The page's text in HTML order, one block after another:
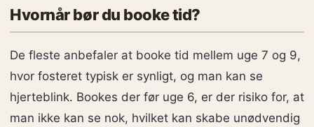
Hvornår bør du booke tid?
De fleste anbefaler at booke tid mellem uge 7 og 9,
hvor fosteret typisk er synligt, og man kan se
hjerteblink. Bookes der før uge 6, er der risiko for, at
man ikke kan se nok, hvilket kan skabe unødvendig